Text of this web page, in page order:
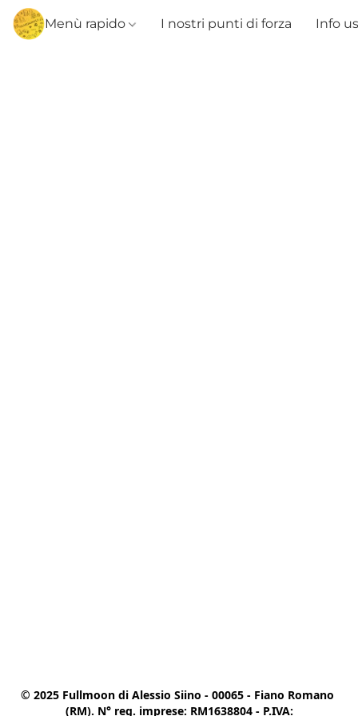
Menù rapido I nostri punti di forza Info
© 2025 Fullmoon di Alessio Siino - 00065 - Fiano Romano
(RM). N° reg. imprese: RM1638804 - P.IVA: